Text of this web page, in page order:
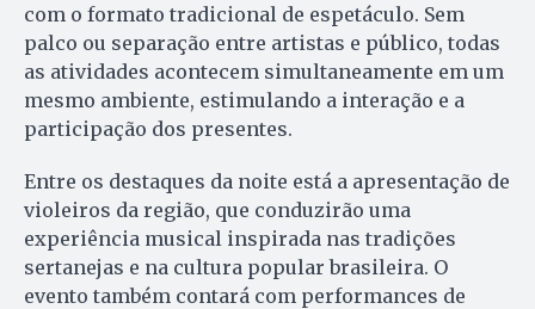
com o formato tradicional de espetáculo. Sem
palco ou separação entre artistas e público, todas
as atividades acontecem simultaneamente em um
mesmo ambiente, estimulando a interação e a
participação dos presentes.
Entre os destaques da noite está a apresentação de
violeiros da região, que conduzirão uma
experiência musical inspirada nas tradições
sertanejas e na cultura popular brasileira. O
evento também contará com performances de